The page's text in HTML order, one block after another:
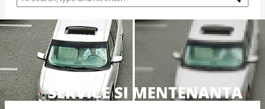
SERVICE SI MENTENANTA